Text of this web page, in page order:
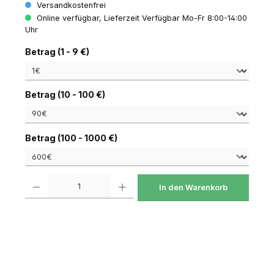
Versandkostenfrei
Online verfügbar, Lieferzeit Verfügbar Mo-Fr 8:00-14:00
Uhr
Betrag (1 - 9 €)auswählen
Betrag (10 - 100 €)auswählen
Betrag (100 - 1000 €)auswählen
In den Warenkorb